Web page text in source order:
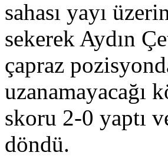
sahası yayı
sekerek Aydın
çapraz
uzanamayacağı
skoru 2-0 yaptı
döndü.